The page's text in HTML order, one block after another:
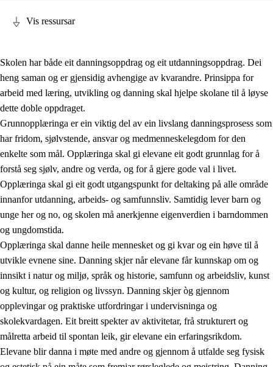
2. Prinsipp for læring, utvikling og danning
2.1 Sosial læring og utvikling
2.2 Kompetanse i faga
2.3 Grunnleggjande ferdigheiter
2.4 Å lære å lære
Tverrfaglege tema
Vis ressursar
Skolen har både eit danningsoppdrag og eit utdanningsoppdrag. Dei
heng saman og er gjensidig avhengige av kvarandre. Prinsippa for
arbeid med læring, utvikling og danning skal hjelpe skolane til å løyse
dette doble oppdraget.
Grunnopplæringa er ein viktig del av ein livslang danningsprosess som
har fridom, sjølvstende, ansvar og medmenneskelegdom for den
enkelte som mål. Opplæringa skal gi elevane eit godt grunnlag for å
forstå seg sjølv, andre og verda, og for å gjere gode val i livet.
Opplæringa skal gi eit godt utgangspunkt for deltaking på alle område
innanfor utdanning, arbeids- og samfunnsliv. Samtidig lever barn og
unge her og no, og skolen må anerkjenne eigenverdien i barndommen
og ungdomstida.
Opplæringa skal danne heile mennesket og gi kvar og ein høve til å
utvikle evnene sine. Danning skjer når elevane får kunnskap om og
innsikt i natur og miljø, språk og historie, samfunn og arbeidsliv, kunst
og kultur, og religion og livssyn. Danning skjer òg gjennom
opplevingar og praktiske utfordringar i undervisninga og
skolekvardagen. Eit breitt spekter av aktivitetar, frå strukturert og
målretta arbeid til spontan leik, gir elevane ein erfaringsrikdom.
Elevane blir danna i møte med andre og gjennom å utfalde seg fysisk